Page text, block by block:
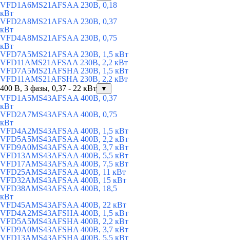
VFD1A6MS21AFSAA 230В, 0,18
кВт
VFD2A8MS21AFSAA 230В, 0,37
кВт
VFD4A8MS21AFSAA 230В, 0,75
кВт
VFD7A5MS21AFSAA 230В, 1,5 кВт
VFD11AMS21AFSAA 230В, 2,2 кВт
VFD7A5MS21AFSHA 230В, 1,5 кВт
VFD11AMS21AFSHA 230В, 2,2 кВт
400 В, 3 фазы, 0,37 - 22 кВт
▼
VFD1A5MS43AFSAA 400В, 0,37
кВт
VFD2A7MS43AFSAA 400В, 0,75
кВт
VFD4A2MS43AFSAA 400В, 1,5 кВт
VFD5A5MS43AFSAA 400В, 2,2 кВт
VFD9A0MS43AFSAA 400В, 3,7 кВт
VFD13AMS43AFSAA 400В, 5,5 кВт
VFD17AMS43AFSAA 400В, 7,5 кВт
VFD25AMS43AFSAA 400В, 11 кВт
VFD32AMS43AFSAA 400В, 15 кВт
VFD38AMS43AFSAA 400В, 18,5
кВт
VFD45AMS43AFSAA 400В, 22 кВт
VFD4A2MS43AFSHA 400В, 1,5 кВт
VFD5A5MS43AFSHA 400В, 2,2 кВт
VFD9A0MS43AFSHA 400В, 3,7 кВт
VFD13AMS43AFSHA 400В, 5,5 кВт